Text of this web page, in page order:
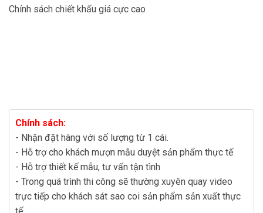
Chính sách chiết khấu giá cực cao
Chính sách:
- Nhận đặt hàng với số lượng từ 1 cái.
- Hỗ trợ cho khách mượn mẫu duyệt sản phẩm thực tế
- Hỗ trợ thiết kế mẫu, tư vấn tận tình
- Trong quá trình thi công sẽ thường xuyên quay video
trực tiếp cho khách sát sao coi sản phẩm sản xuất thực